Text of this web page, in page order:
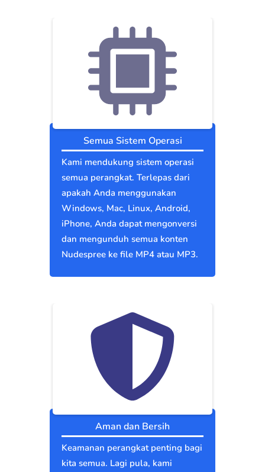
Semua Sistem Operasi
Kami mendukung sistem operasi
semua perangkat. Terlepas dari
apakah Anda menggunakan
Windows, Mac, Linux, Android,
iPhone, Anda dapat mengonversi
dan mengunduh semua konten
Nudespree ke file MP4 atau MP3.
Aman dan Bersih
Keamanan perangkat penting bagi
kita semua. Lagi pula, kami